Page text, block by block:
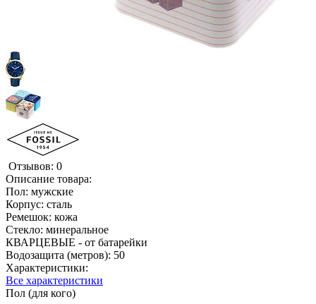
Отзывов: 0
Описание товара:
Пол: мужские
Корпус: сталь
Ремешок: кожа
Стекло: минеральное
КВАРЦЕВЫЕ - от батарейки
Водозащита (метров): 50
Характеристики:
Все характеристики
Пол (для кого)